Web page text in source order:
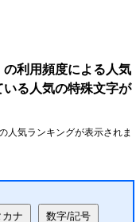
利用頻度による人気
る人気の特殊文字が
人気ランキングが表示されま